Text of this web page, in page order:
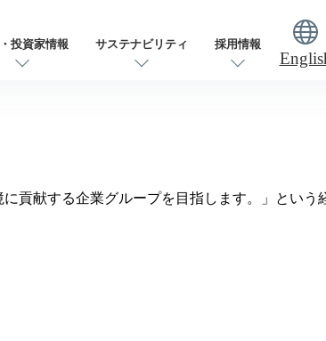
投資家情報 サステナビリティ 採用情報
貢献する企業グループを目指します。」という